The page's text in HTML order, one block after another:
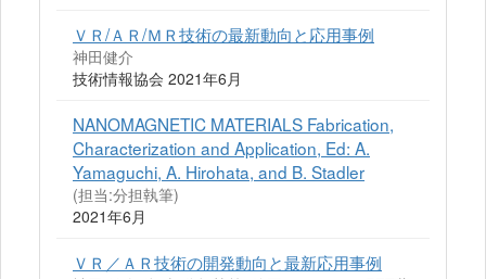
ＶＲ/ＡＲ/ＭＲ技術の最新動向と応用事例
神田健介
技術情報協会 2021年6月
NANOMAGNETIC MATERIALS Fabrication,
Characterization and Application, Ed: A.
Yamaguchi, A. Hirohata, and B. Stadler
(担当:分担執筆)
2021年6月
ＶＲ／ＡＲ技術の開発動向と最新応用事例